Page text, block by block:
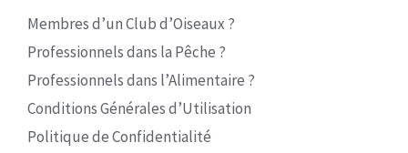
Membres d’un Club d’Oiseaux ?
Professionnels dans la Pêche ?
Professionnels dans l’Alimentaire ?
Conditions Générales d’Utilisation
Politique de Confidentialité